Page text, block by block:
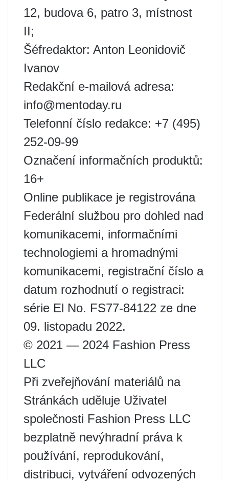
12, budova 6, patro 3, místnost
II;
Šéfredaktor: Anton Leonidovič
Ivanov
Redakční e-mailová adresa:
info@mentoday.ru
Telefonní číslo redakce: +7 (495)
252-09-99
Označení informačních produktů:
16+
Online publikace je registrována
Federální službou pro dohled nad
komunikacemi, informačními
technologiemi a hromadnými
komunikacemi, registrační číslo a
datum rozhodnutí o registraci:
série El No. FS77-84122 ze dne
09. listopadu 2022.
© 2021 — 2024 Fashion Press
LLC
Při zveřejňování materiálů na
Stránkách uděluje Uživatel
společnosti Fashion Press LLC
bezplatně nevýhradní práva k
používání, reprodukování,
distribuci, vytváření odvozených